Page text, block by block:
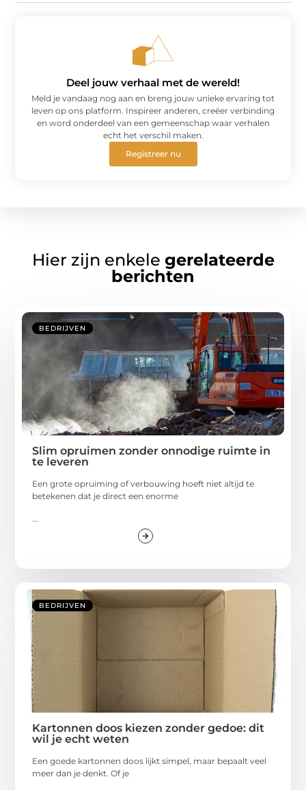
Deel jouw verhaal met de wereld!
Meld je vandaag nog aan en breng jouw unieke ervaring tot
leven op ons platform. Inspireer anderen, creëer verbinding
en word onderdeel van een gemeenschap waar verhalen
echt het verschil maken.
Registreer nu
Hier zijn enkele gerelateerde
berichten
BEDRIJVEN
Slim opruimen zonder onnodige ruimte in
te leveren
Een grote opruiming of verbouwing hoeft niet altijd te
betekenen dat je direct een enorme
BEDRIJVEN
Kartonnen doos kiezen zonder gedoe: dit
wil je echt weten
Een goede kartonnen doos lijkt simpel, maar bepaalt veel
meer dan je denkt. Of je